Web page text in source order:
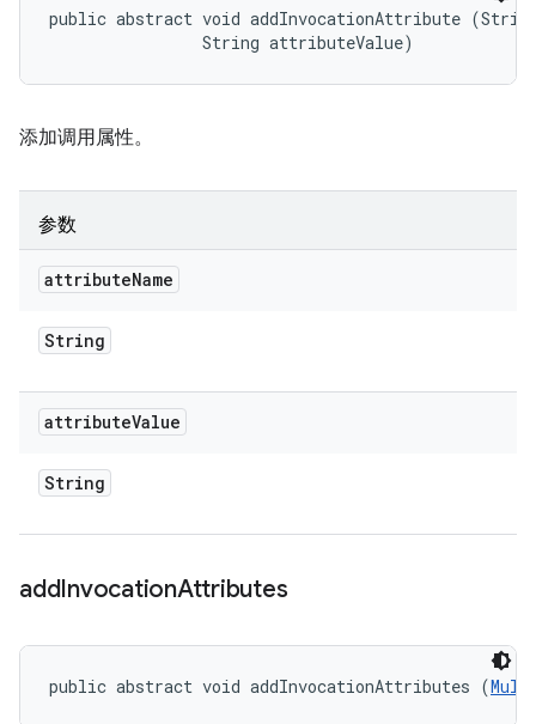
public abstract void addInvocationAttribute
                String attributeValue)
添加调用属性。
参数
attributeName
String
attributeValue
String
addInvocationAttributes
public abstract void addInvocationAttributes (